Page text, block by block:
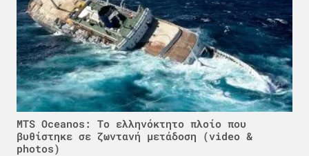
MTS Oceanos: Το ελληνόκτητο πλοίο που
βυθίστηκε σε ζωντανή μετάδοση (video &
photos)